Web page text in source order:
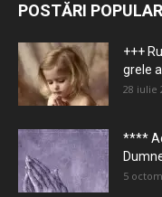
POSTĂRI
+++
grele
28 iulie
****
5